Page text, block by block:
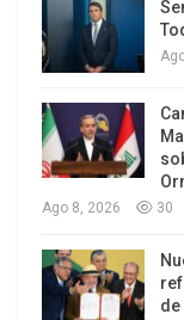
supuesto plan
terminara ese
Ago 8, 2026 30